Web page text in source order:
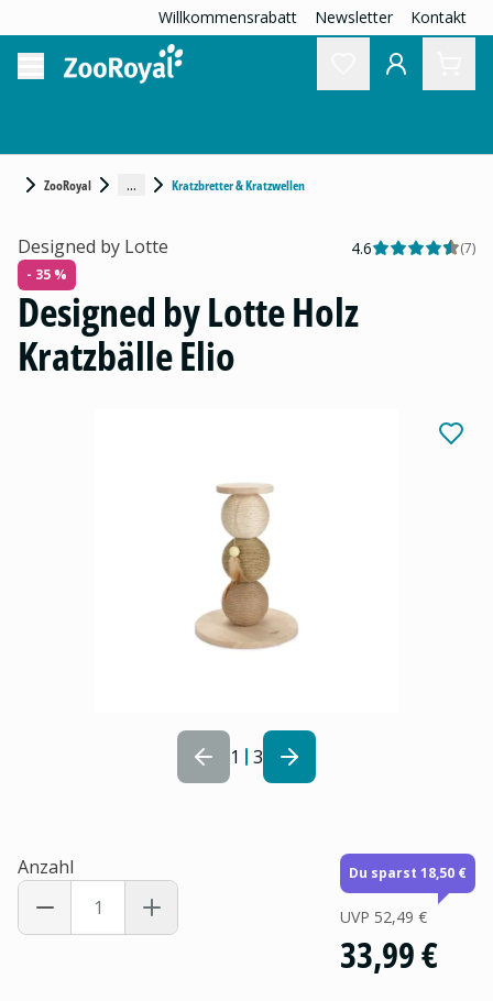
Willkommensrabatt Newsletter Kontakt
ZooRoyal ... Kratzbretter & Kratzwellen
1 3
Designed by Lotte 4.6 (7)
- 35 %
Designed by Lotte Holz
Kratzbälle Elio
Anzahl Du sparst 18,50 €
UVP 52,49 €
33,99 €